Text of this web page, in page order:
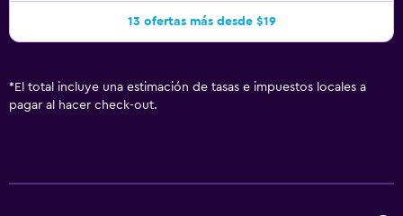
13 ofertas más desde $19
* El total incluye una estimación de tasas e impuestos locales a
pagar al hacer check-out.